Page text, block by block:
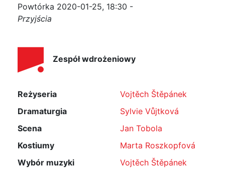
Powtórka 2020-01-25, 18:30 -
Przyjścia
Zespół wdrożeniowy
Reżyseria
Vojtěch Štěpánek
Dramaturgia
Sylvie Vůjtková
Scena
Jan Tobola
Kostiumy
Marta Roszkopfová
Wybór muzyki
Vojtěch Štěpánek